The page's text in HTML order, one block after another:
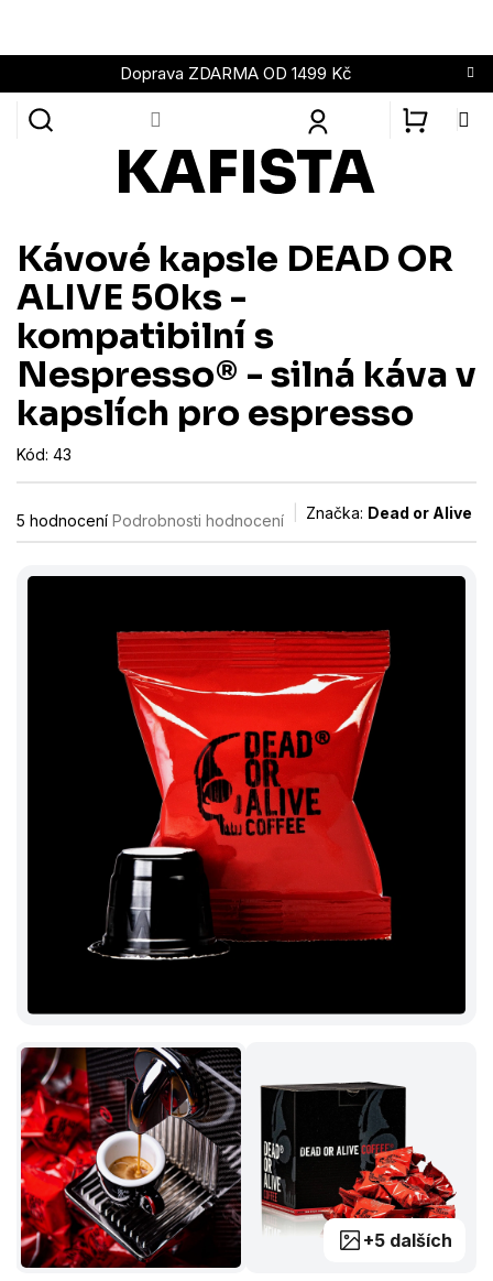
obsah
Doprava ZDARMA OD 1499 Kč
Kávové kapsle DEAD OR
ALIVE 50ks -
kompatibilní s
Nespresso® - silná káva v
kapslích pro espresso
Kód: 43
Průměrné
hodnocení
5 hodnocení Podrobnosti hodnocení Značka: Dead or Alive
+5 dalších